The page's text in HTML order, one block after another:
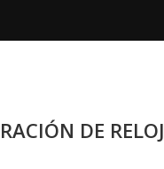
DE RELOJ